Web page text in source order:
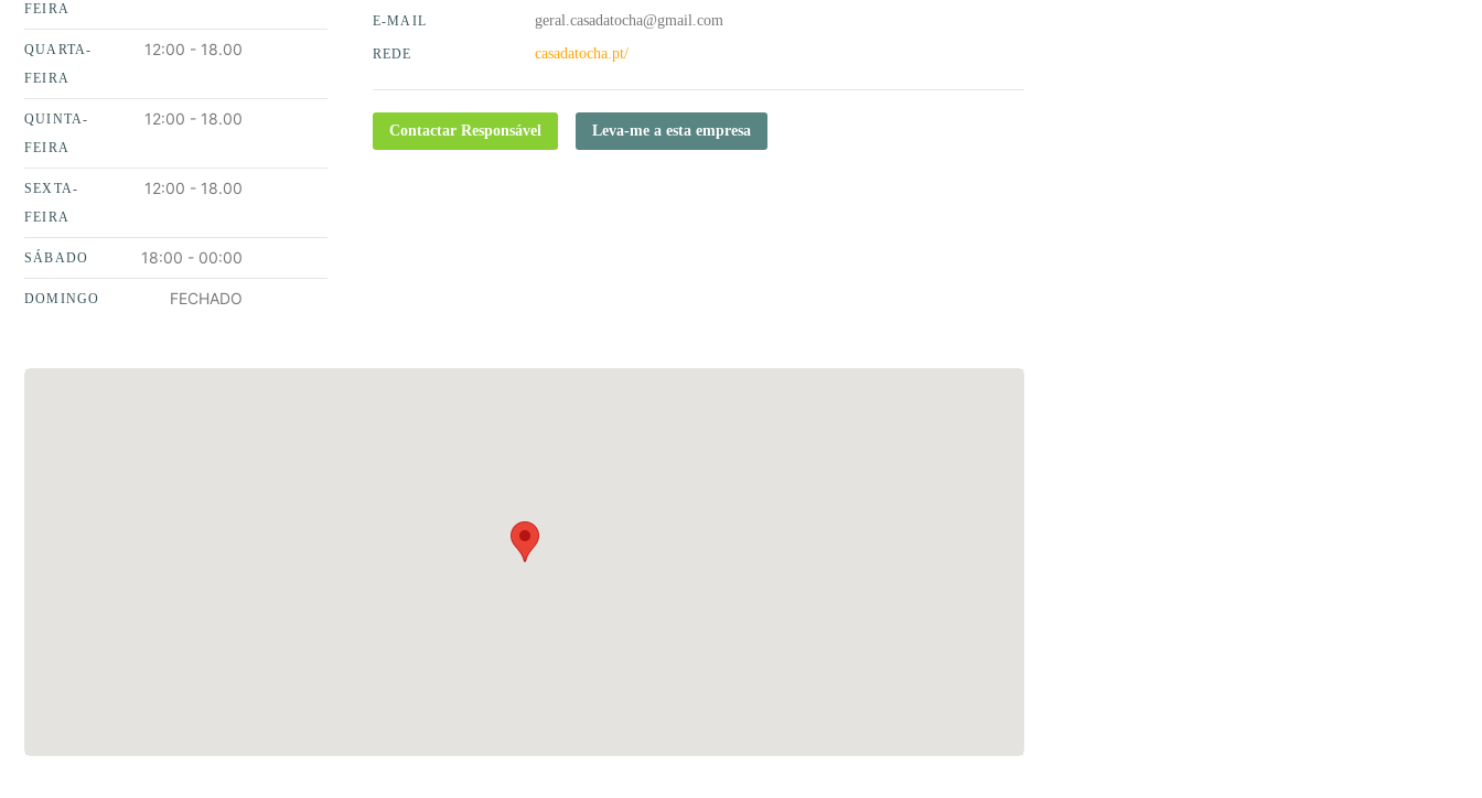
FEIRA
QUARTA-
FEIRA
12:00 - 18.00
QUINTA-
FEIRA
12:00 - 18.00
SEXTA-
FEIRA
12:00 - 18.00
SÁBADO 18:00 - 00:00
DOMINGO FECHADO
E-MAIL geral.casadatocha@gmail.com
REDE casadatocha.pt/
Contactar Responsável Leva-me a esta empresa